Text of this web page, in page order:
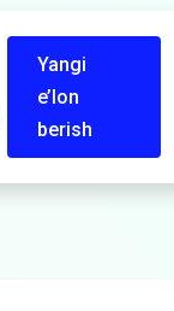
Yangi
e’lon
berish